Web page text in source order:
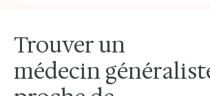
Trouver un
médecin